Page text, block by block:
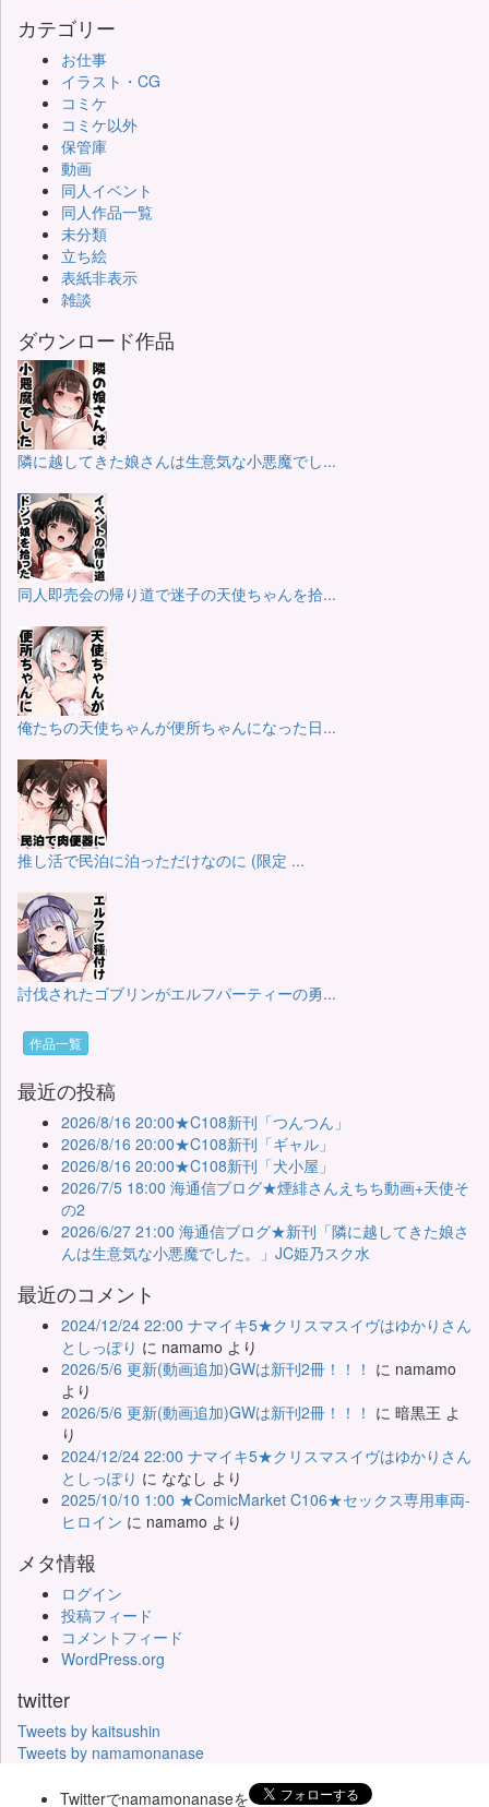
カテゴリー
お仕事
イラスト・CG
コミケ
コミケ以外
保管庫
動画
同人イベント
同人作品一覧
未分類
立ち絵
表紙非表示
雑談
ダウンロード作品
隣に越してきた娘さんは生意気な小悪魔でし...
同人即売会の帰り道で迷子の天使ちゃんを拾...
俺たちの天使ちゃんが便所ちゃんになった日...
推し活で民泊に泊っただけなのに (限定 ...
討伐されたゴブリンがエルフパーティーの勇...
作品一覧
最近の投稿
2026/8/16 20:00★C108新刊「つんつん」
2026/8/16 20:00★C108新刊「ギャル」
2026/8/16 20:00★C108新刊「犬小屋」
2026/7/5 18:00 海通信ブログ★煙緋さんえちち動画+天使そ
の2
2026/6/27 21:00 海通信ブログ★新刊「隣に越してきた娘さ
んは生意気な小悪魔でした。」JC姫乃スク水
最近のコメント
2024/12/24 22:00 ナマイキ5★クリスマスイヴはゆかりさん
としっぽり に namamo より
2026/5/6 更新(動画追加)GWは新刊2冊！！！ に namamo
より
2026/5/6 更新(動画追加)GWは新刊2冊！！！ に 暗黒王 よ
り
2024/12/24 22:00 ナマイキ5★クリスマスイヴはゆかりさん
としっぽり に ななし より
2025/10/10 1:00 ★ComicMarket C106★セックス専用車両-
ヒロイン に namamo より
メタ情報
ログイン
投稿フィード
コメントフィード
WordPress.org
twitter
Tweets by kaitsushin
Tweets by namamonanase
Twitterでnamamonanaseを